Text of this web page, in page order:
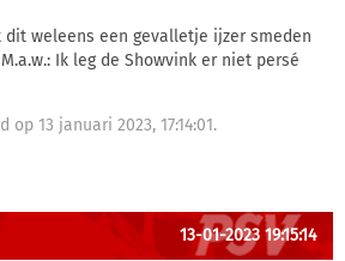
dit weleens een gevalletje ijzer smeden
Ik leg de Showvink er niet persé
13 januari 2023, 17:14:01.
13-01-2023 19:15:14